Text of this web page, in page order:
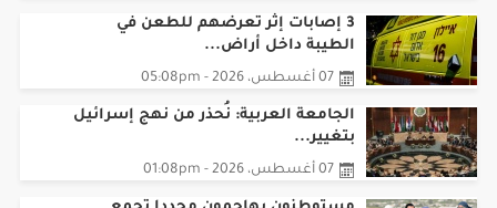
3 إصابات إثر تعرضهم للطعن في
الطيبة داخل أراض...
07 أغسطس، 2026 - 05:08pm
الجامعة العربية: نُحذر من نهج إسرائيل
بتغيير...
07 أغسطس، 2026 - 01:08pm